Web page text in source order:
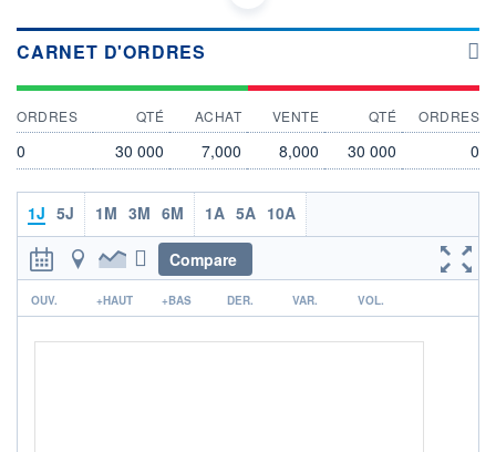
DONNÉES TEMPS DIFFÉRÉ
Politique d'exécution
12h55 17h27
7,2
7,6
OUVERTURE
0,000
CLÔTURE VEILLE
7,000
0,000 0,000
CARNET D'ORDRES
ORDRES QTÉ ACHAT VENTE QTÉ ORDRES
0 30 000 7,000 8,000 30 000 0
1J 5J 1M 3M 6M 1A 5A 10A
Compare
r
OUV. +HAUT +BAS DER. VAR. VOL.